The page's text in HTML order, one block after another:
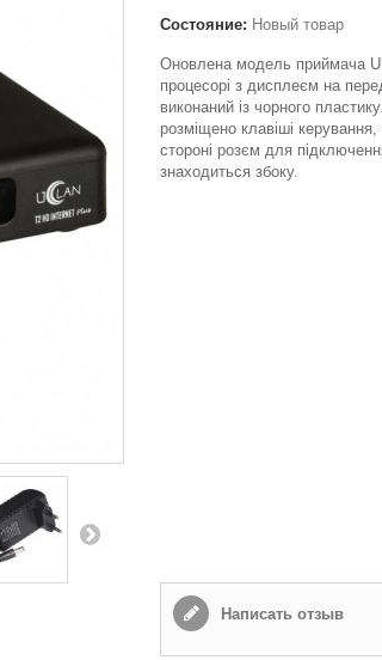
Состояние: Новый товар
Оновлена модель приймача
процесорі з дисплеєм на
виконаний із чорного
розміщено клавіші
стороні розєм для
знаходиться збоку.
Написать отзыв